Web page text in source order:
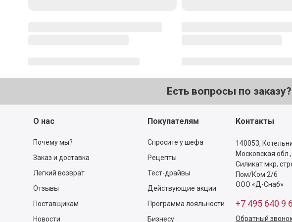
Есть вопросы по заказу?
О нас
Почему мы?
Заказ и доставка
Легкий возврат
Отзывы
Поставщикам
Новости
Покупателям
Спросите у шефа
Рецепты
Тест-драйвы
Действующие акции
Программа лояльности
Бизнесу
Контакты
140053,
Московская обл.,
Силикат мкр,
Пом/Ком 2/6
ООО «Д-Снаб»
+7 495 640 9
Обратный